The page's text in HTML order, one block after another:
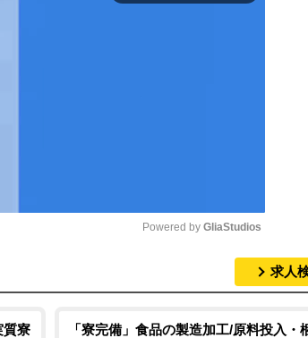
t
Powered by GliaStudios
求人
質寮
「寮完備」食品の製造加工/原料投入・